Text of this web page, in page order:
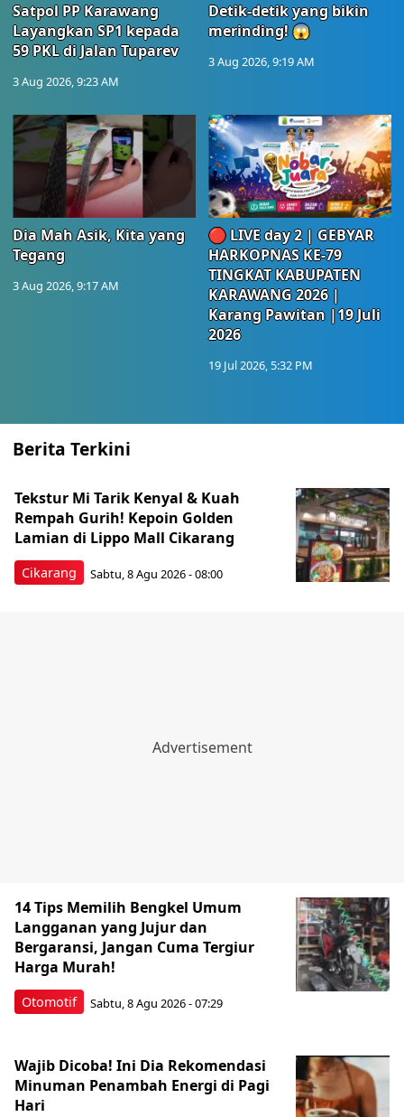
Satpol PP Karawang
Layangkan SP1 kepada
59 PKL di Jalan Tuparev
3 Aug 2026, 9:23 AM
Detik-detik yang bikin
merinding! 😱
3 Aug 2026, 9:19 AM
Dia Mah Asik, Kita yang
Tegang
3 Aug 2026, 9:17 AM
🔴 LIVE day 2 | GEBYAR
HARKOPNAS KE-79
TINGKAT KABUPATEN
KARAWANG 2026 |
Karang Pawitan |19 Juli
2026
19 Jul 2026, 5:32 PM
Berita Terkini
Cikarang
Tekstur Mi Tarik Kenyal & Kuah
Rempah Gurih! Kepoin Golden
Lamian di Lippo Mall Cikarang
Sabtu, 8 Agu 2026 - 08:00
Otomotif
14 Tips Memilih Bengkel Umum
Langganan yang Jujur dan
Bergaransi, Jangan Cuma Tergiur
Harga Murah!
Sabtu, 8 Agu 2026 - 07:29
Wajib Dicoba! Ini Dia Rekomendasi
Minuman Penambah Energi di Pagi
Hari